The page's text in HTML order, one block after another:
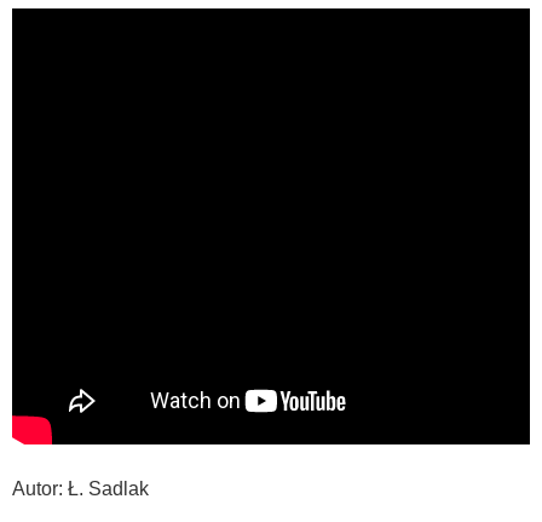
Autor: Ł. Sadlak